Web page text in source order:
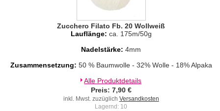
Zucchero Filato Fb. 20 Wollweiß
Lauflänge: ca. 175m/50g
Nadelstärke: 4mm
Zusammensetzung: 50 % Baumwolle - 32% Wolle - 18% Alpaka
Alle Produktdetails
Preis: 7,90 €
inkl. Mwst. zuzüglich Versandkosten
Lagernd: 10